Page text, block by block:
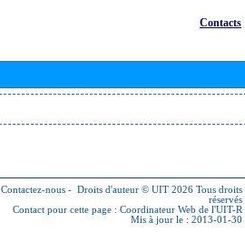
Contacts
Contactez-nous - Droits d'auteur © UIT 2026 Tous droits
réservés
Contact pour cette page : Coordinateur Web de l'UIT-R
Mis à jour le : 2013-01-30